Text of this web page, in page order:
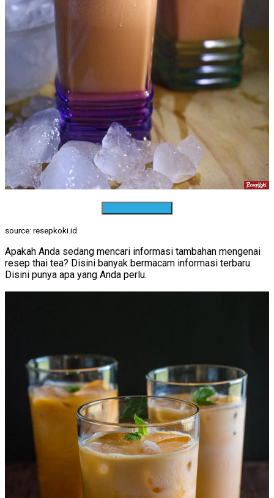
source: resepkoki.id
Apakah Anda sedang mencari informasi tambahan mengenai
resep thai tea? Disini banyak bermacam informasi terbaru.
Disini punya apa yang Anda perlu.